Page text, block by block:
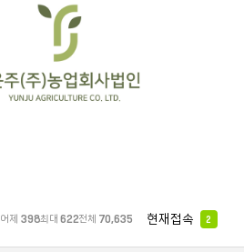
어제 398최대 622전체 70,635 현재접속 2